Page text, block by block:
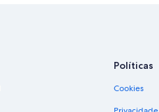
Políticas
Cookies